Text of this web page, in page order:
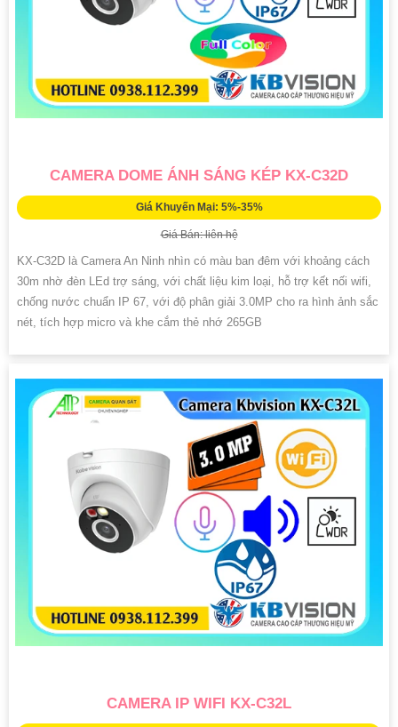
CAMERA DOME ÁNH SÁNG KÉP KX-C32D
Giá Khuyến Mại: 5%-35%
Giá Bán: liên hệ
KX-C32D là Camera An Ninh nhìn có màu ban đêm với khoảng cách
30m nhờ đèn LEd trợ sáng, với chất liệu kim loại, hỗ trợ kết nối wifi,
chống nước chuẩn IP 67, với độ phân giải 3.0MP cho ra hình ảnh sắc
nét, tích hợp micro và khe cắm thẻ nhớ 265GB
CAMERA IP WIFI KX-C32L